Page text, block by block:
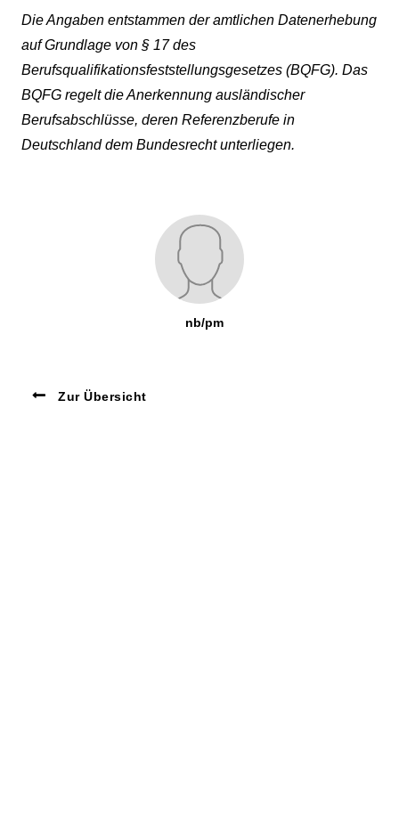
Die Angaben entstammen der amtlichen Datenerhebung
auf Grundlage von § 17 des
Berufsqualifikationsfeststellungsgesetzes (BQFG). Das
BQFG regelt die Anerkennung ausländischer
Berufsabschlüsse, deren Referenzberufe in
Deutschland dem Bundesrecht unterliegen.
nb/pm
Zur Übersicht